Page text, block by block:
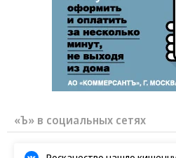
«Ъ» в социальных сетях